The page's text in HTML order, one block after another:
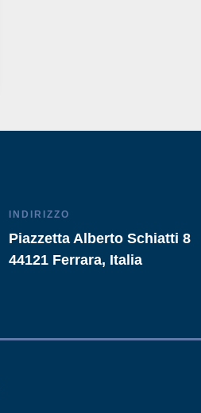
INDIRIZZO
Piazzetta Alberto Schiatti 8
44121 Ferrara, Italia